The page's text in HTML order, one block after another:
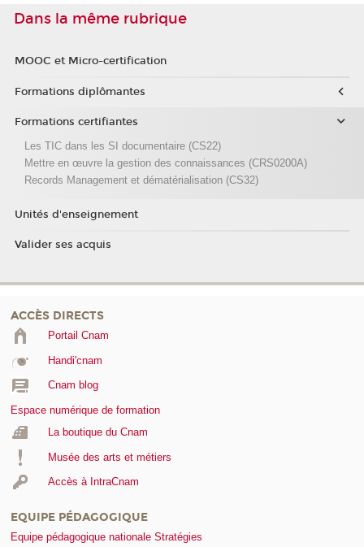
Dans la même rubrique
MOOC et Micro-certification
Formations diplômantes
Formations certifiantes
Les TIC dans les SI documentaire (CS22)
Mettre en œuvre la gestion des connaissances (CRS0200A)
Records Management et dématérialisation (CS32)
Unités d'enseignement
Valider ses acquis
ACCÈS DIRECTS
Portail Cnam
Handi'cnam
Cnam blog
Espace numérique de formation
La boutique du Cnam
Musée des arts et métiers
Accès à IntraCnam
EQUIPE PÉDAGOGIQUE
Equipe pédagogique nationale Stratégies